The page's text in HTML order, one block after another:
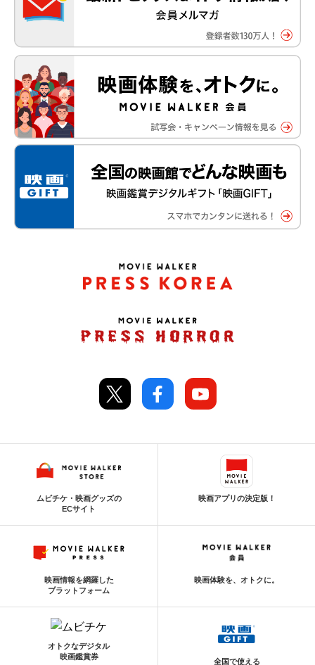
ムビチケ・映画グッズの
ECサイト
映画アプリの決定版！
映画情報を網羅した
プラットフォーム
映画体験を、オトクに。
オトクなデジタル
映画鑑賞券
全国で使える